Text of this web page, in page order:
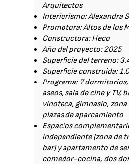
Arquitectos
Interiorismo: Alexandra
Promotora: Altos de los
Constructora: Heco
Año del proyecto: 2025
Superficie del terreno:
Superficie construida:
Programa: 7 dormitorios,
aseos, sala de cine y TV,
vinoteca, gimnasio, zona
plazas de aparcamiento
Espacios
independiente (zona de
bar) y apartamento de
comedor-cocina, dos